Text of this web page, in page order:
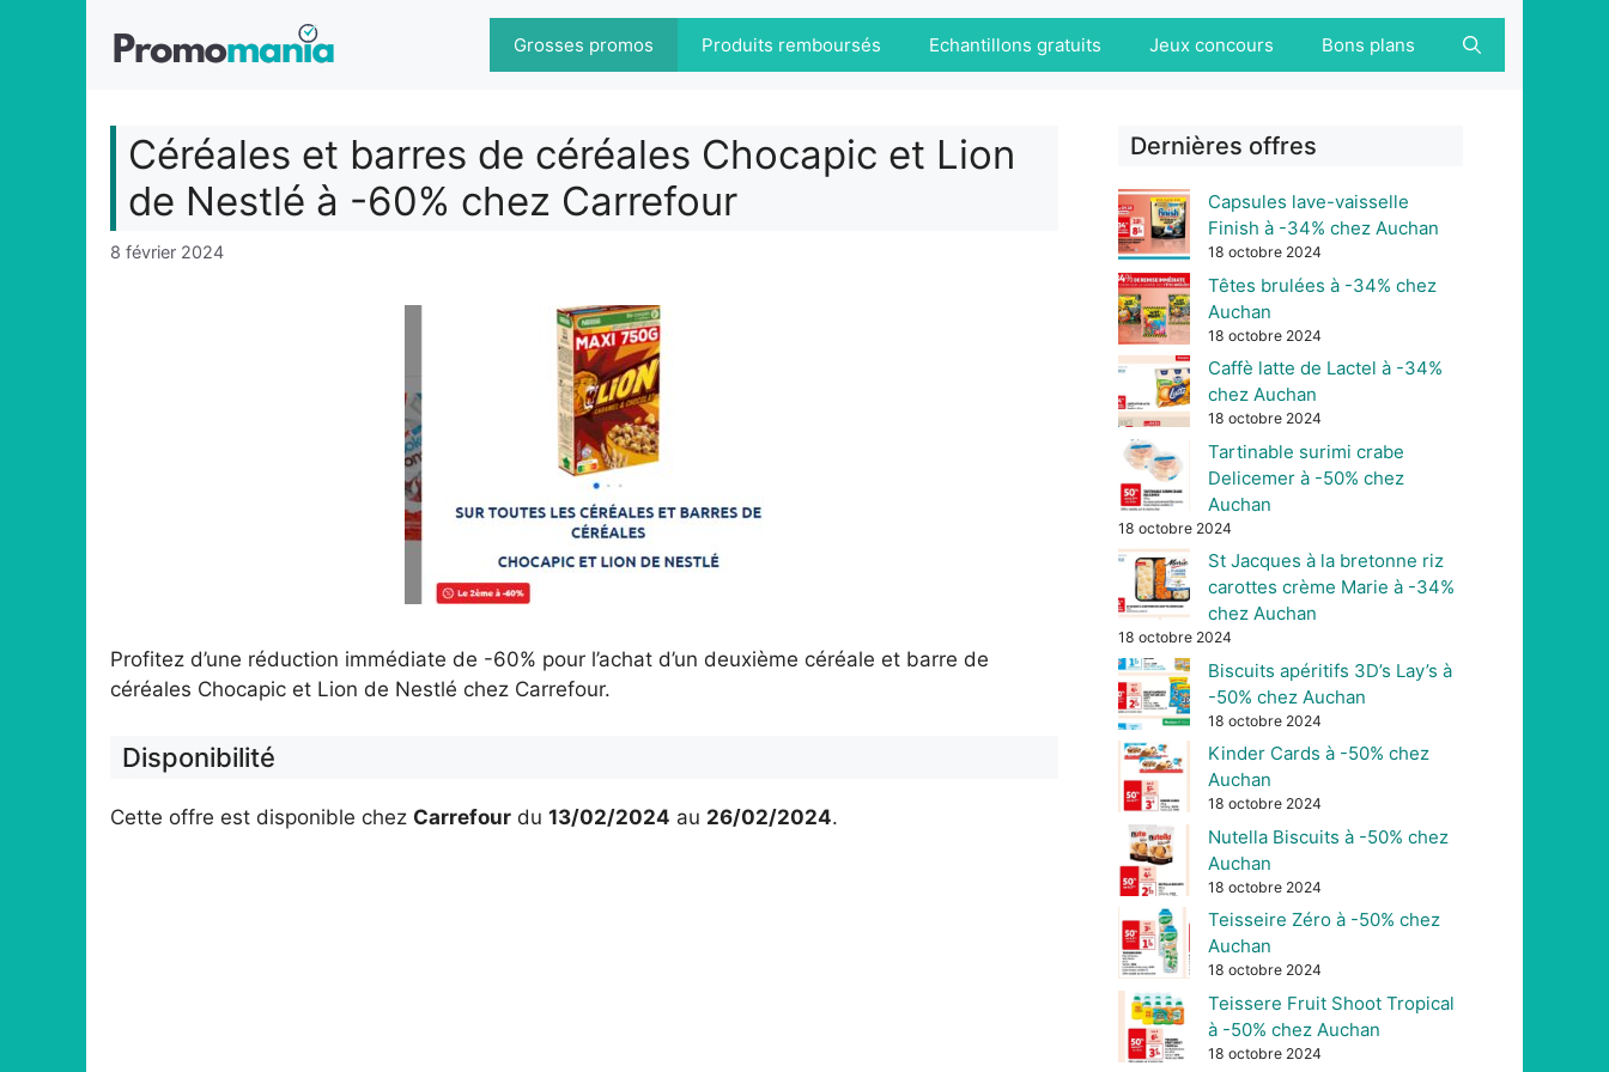
Grosses promos Produits remboursés Echantillons gratuits Jeux concours Bons plans
Céréales et barres de céréales Chocapic et Lion
de Nestlé à -60% chez Carrefour
8 février 2024
Profitez d’une réduction immédiate de -60% pour l’achat d’un deuxième céréale et barre de
céréales Chocapic et Lion de Nestlé chez Carrefour.
Disponibilité
Cette offre est disponible chez Carrefour du 13/02/2024 au 26/02/2024.
Dernières offres
Capsules lave-vaisselle
Finish à -34% chez Auchan
18 octobre 2024
Têtes brulées à -34% chez
Auchan
18 octobre 2024
Caffè latte de Lactel à -34%
chez Auchan
18 octobre 2024
Tartinable surimi crabe
Delicemer à -50% chez
Auchan
18 octobre 2024
St Jacques à la bretonne riz
carottes crème Marie à -34%
chez Auchan
18 octobre 2024
Biscuits apéritifs 3D’s Lay’s à
-50% chez Auchan
18 octobre 2024
Kinder Cards à -50% chez
Auchan
18 octobre 2024
Nutella Biscuits à -50% chez
Auchan
18 octobre 2024
Teisseire Zéro à -50% chez
Auchan
18 octobre 2024
Teissere Fruit Shoot Tropical
à -50% chez Auchan
18 octobre 2024